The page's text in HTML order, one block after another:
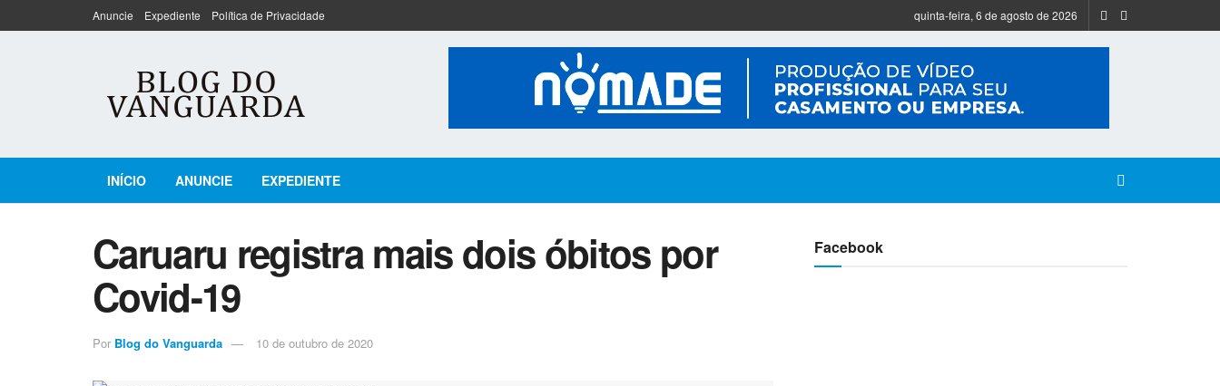
Anuncie Expediente Política de Privacidade quinta-feira, 6 de agosto de 2026
INÍCIO ANUNCIE EXPEDIENTE
Caruaru registra mais dois óbitos por
Covid-19
Por Blog do Vanguarda 10 de outubro de 2020
Facebook